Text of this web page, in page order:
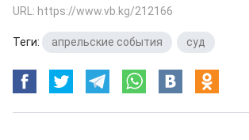
URL: https://www.vb.kg/212166
Теги: апрельские события суд